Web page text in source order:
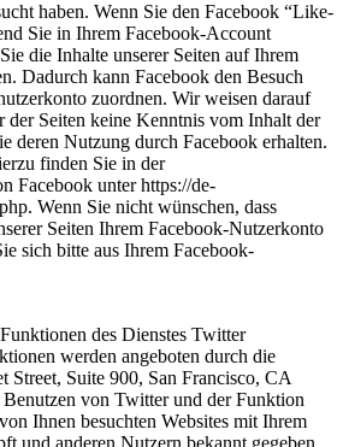
haben. Wenn Sie den Facebook “Like-
Sie in Ihrem Facebook-Account
die Inhalte unserer Seiten auf Ihrem
Dadurch kann Facebook den Besuch
zuordnen. Wir weisen darauf
der Seiten keine Kenntnis vom Inhalt der
deren Nutzung durch Facebook erhalten.
finden Sie in der
Facebook unter https://de-
Wenn Sie nicht wünschen, dass
Seiten Ihrem Facebook-Nutzerkonto
sich bitte aus Ihrem Facebook-
des Dienstes Twitter
werden angeboten durch die
Street, Suite 900, San Francisco, CA
von Twitter und der Funktion
Ihnen besuchten Websites mit Ihrem